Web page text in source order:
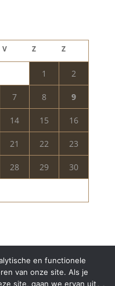
V Z Z
1 2
7 8 9
14 15 16
21 22 23
28 29 30
en functionele
van onze site. Als je
site, gaan we ervan uit